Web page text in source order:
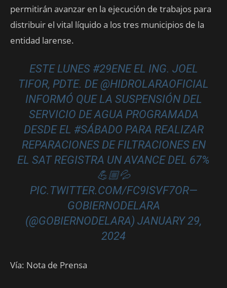
permitirán avanzar en la ejecución de trabajos para
distribuir el vital líquido a los tres municipios de la
entidad larense.
ESTE LUNES #29ENEEL ING. JOEL
TIFOR, PDTE. DE @HIDROLARAOFICIAL
INFORMÓ QUE LA SUSPENSIÓN DEL
SERVICIO DE AGUA PROGRAMADA
DESDE EL #SÁBADO PARA REALIZAR
REPARACIONES DE FILTRACIONES EN
EL SAT REGISTRA UN AVANCE DEL 67%
💪🏼💦
PIC.TWITTER.COM/FC9ISVF7OR—
GOBIERNODELARA
(@GOBIERNODELARA) JANUARY 29,
2024
Vía: Nota de Prensa